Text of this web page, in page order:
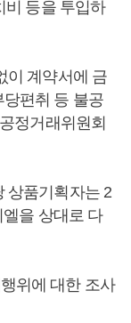
비 등을 투입하
이 계약서에 금
편취 등 불공
정거래위원회
상품기획자는 2
을 상대로 다
위에 대한 조사